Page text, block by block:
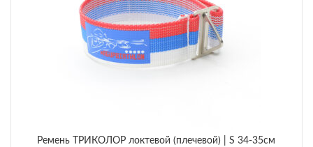
Ремень ТРИКОЛОР локтевой (плечевой) | S 34-35см